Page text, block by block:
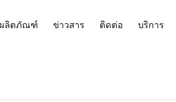
ผลิตภัณฑ์ ข่าวสาร ติดต่อ บริการ